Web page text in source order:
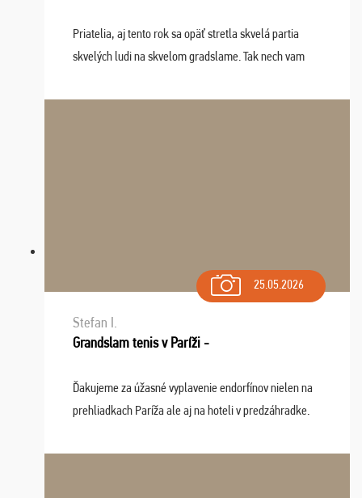
Priatelia, aj tento rok sa opäť stretla skvelá partia
skvelých ludi na skvelom gradslame. Tak nech vam
sa na budúci rok. Prajem vam este veľa ta ...
25.05.2026
Stefan I.
Grandslam tenis v Paríži -
Ďakujeme za úžasné vyplavenie endorfínov nielen na
prehliadkach Paríža ale aj na hoteli v predzáhradke.
spomínať a zväžujeme repete budúci rok : ...